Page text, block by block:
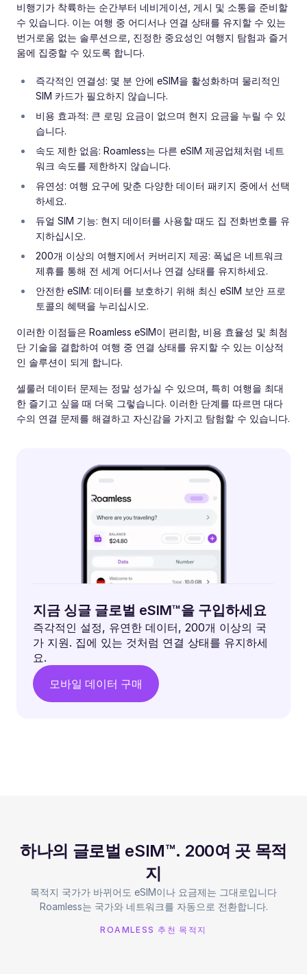
비행기가 착륙하는 순간부터 네비게이션, 게시 및 소통을 준비할
수 있습니다. 이는 여행 중 어디서나 연결 상태를 유지할 수 있는
번거로움 없는 솔루션으로, 진정한 중요성인 여행지 탐험과 즐거
움에 집중할 수 있도록 합니다.
즉각적인 연결성: 몇 분 안에 eSIM을 활성화하며 물리적인
SIM 카드가 필요하지 않습니다.
비용 효과적: 큰 로밍 요금이 없으며 현지 요금을 누릴 수 있
습니다.
속도 제한 없음: Roamless는 다른 eSIM 제공업체처럼 네트
워크 속도를 제한하지 않습니다.
유연성: 여행 요구에 맞춘 다양한 데이터 패키지 중에서 선택
하세요.
듀얼 SIM 기능: 현지 데이터를 사용할 때도 집 전화번호를 유
지하십시오.
200개 이상의 여행지에서 커버리지 제공: 폭넓은 네트워크
제휴를 통해 전 세계 어디서나 연결 상태를 유지하세요.
안전한 eSIM: 데이터를 보호하기 위해 최신 eSIM 보안 프로
토콜의 혜택을 누리십시오.
이러한 이점들은 Roamless eSIM이 편리함, 비용 효율성 및 최첨
단 기술을 결합하여 여행 중 연결 상태를 유지할 수 있는 이상적
인 솔루션이 되게 합니다.
셀룰러 데이터 문제는 정말 성가실 수 있으며, 특히 여행을 최대
한 즐기고 싶을 때 더욱 그렇습니다. 이러한 단계를 따르면 대다
수의 연결 문제를 해결하고 자신감을 가지고 탐험할 수 있습니다.
지금 싱글 글로벌 eSIM™을 구입하세요
즉각적인 설정, 유연한 데이터, 200개 이상의 국
가 지원. 집에 있는 것처럼 연결 상태를 유지하세
요.
모바일 데이터 구매
하나의 글로벌 eSIM™. 200여 곳 목적
지
목적지 국가가 바뀌어도 eSIM이나 요금제는 그대로입니다
Roamless는 국가와 네트워크를 자동으로 전환합니다.
ROAMLESS 추천 목적지